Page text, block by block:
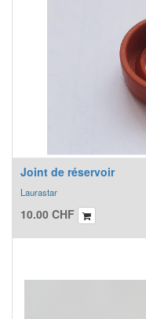
Joint de réservoir
Laurastar
10.00 CHF